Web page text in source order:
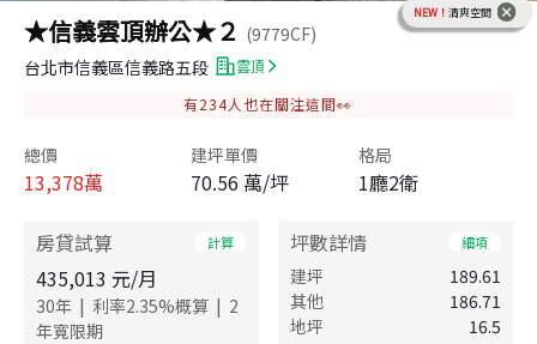
NEW！ 清爽空間
★信義雲頂辦公★２ (9779CF)
台北市信義區信義路五段
雲頂
有234人也在關注這間👀
總價
13,378萬
建坪單價
70.56 萬/坪
格局
1廳2衛
房貸試算 計算
435,013 元/月
30年 | 利率2.35%概算 | 2
年寬限期
坪數詳情 細項
建坪
189.61
其他
186.71
地坪
16.5